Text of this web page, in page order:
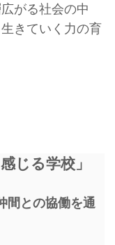
がる社会の中
きていく力の育
じる学校」
間との協働を通